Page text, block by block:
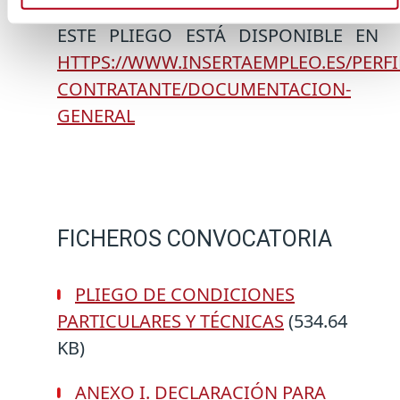
ESTE PLIEGO ESTÁ DISPONIBLE EN
HTTPS://WWW.INSERTAEMPLEO.ES/
CONTRATANTE/DOCUMENTACION-
GENERAL
FICHEROS CONVOCATORIA
PLIEGO DE CONDICIONES
PARTICULARES Y TÉCNICAS (534.64
KB)
ANEXO I. DECLARACIÓN PARA